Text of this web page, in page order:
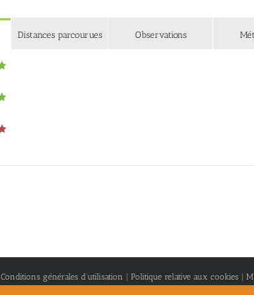
Distances parcourues Observations
Conditions générales d’utilisation Politique relative aux cookies